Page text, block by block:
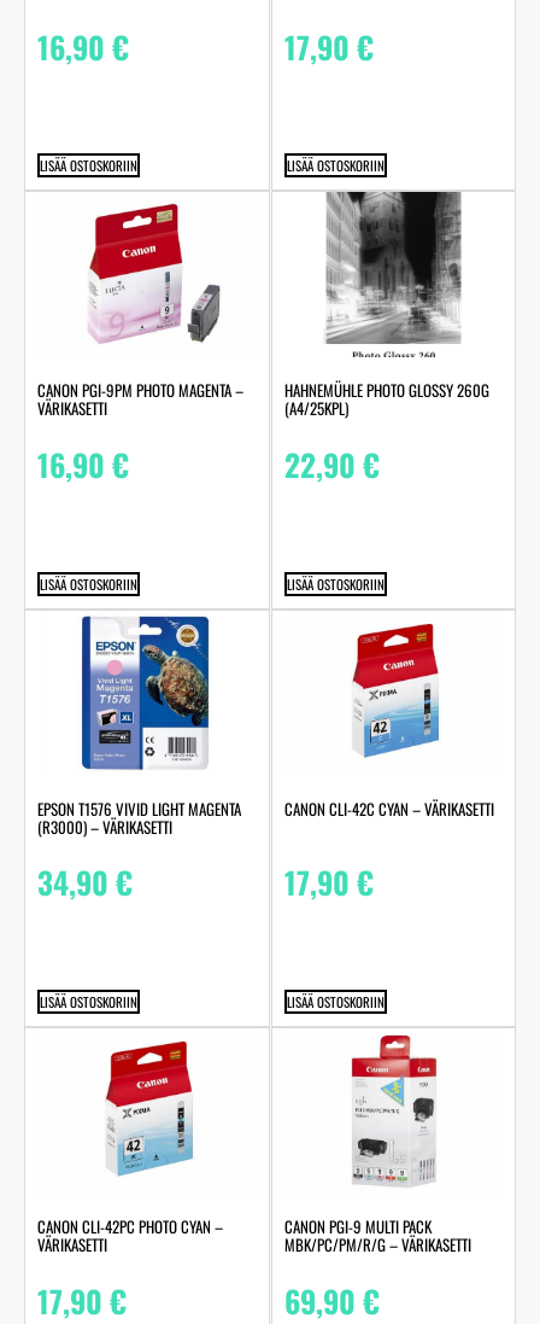
16,90€
LISÄÄ OSTOSKORIIN
17,90€
LISÄÄ OSTOSKORIIN
CANON PGI-9PM PHOTO MAGENTA –
VÄRIKASETTI
16,90€
LISÄÄ OSTOSKORIIN
HAHNEMÜHLE PHOTO GLOSSY 260G
(A4/25KPL)
22,90€
LISÄÄ OSTOSKORIIN
EPSON T1576 VIVID LIGHT MAGENTA
(R3000) – VÄRIKASETTI
34,90€
LISÄÄ OSTOSKORIIN
CANON CLI-42C CYAN – VÄRIKASETTI
17,90€
LISÄÄ OSTOSKORIIN
CANON CLI-42PC PHOTO CYAN –
VÄRIKASETTI
17,90€
CANON PGI-9 MULTI PACK
MBK/PC/PM/R/G – VÄRIKASETTI
69,90€